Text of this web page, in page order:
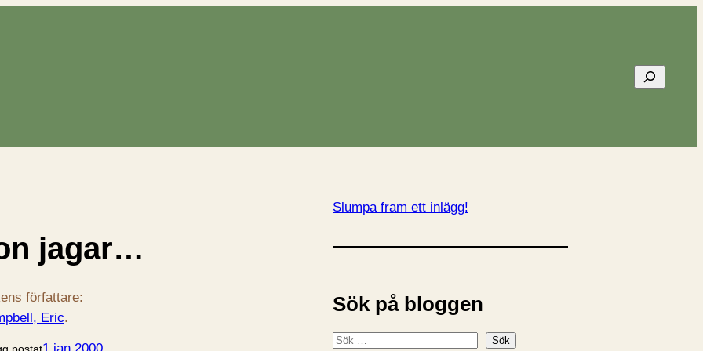
Sök
jagar…
författare:
Eric.
postat1 jan 2000
Slumpa fram ett inlägg!
Sök på bloggen
S
Sök